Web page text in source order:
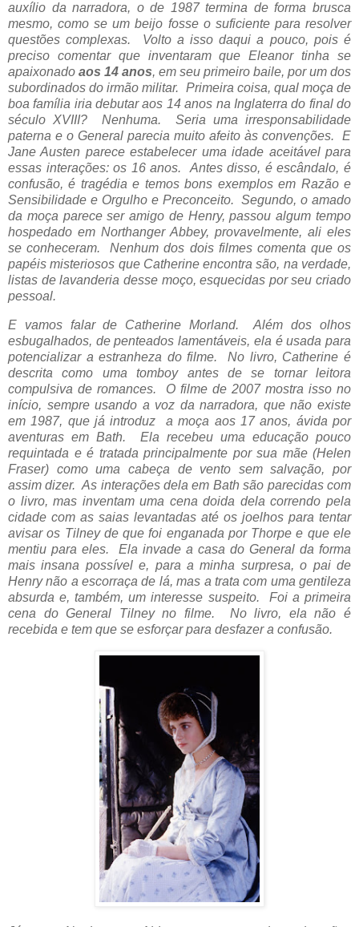
auxílio da narradora, o de 1987 termina de forma brusca
mesmo, como se um beijo fosse o suficiente para resolver
questões complexas. Volto a isso daqui a pouco, pois é
preciso comentar que inventaram que Eleanor tinha se
apaixonado aos 14 anos, em seu primeiro baile, por um dos
subordinados do irmão militar. Primeira coisa, qual moça de
boa família iria debutar aos 14 anos na Inglaterra do final do
século XVIII? Nenhuma. Seria uma irresponsabilidade
paterna e o General parecia muito afeito às convenções. E
Jane Austen parece estabelecer uma idade aceitável para
essas interações: os 16 anos. Antes disso, é escândalo, é
confusão, é tragédia e temos bons exemplos em Razão e
Sensibilidade e Orgulho e Preconceito.Segundo, o amado
da moça parece ser amigo de Henry, passou algum tempo
hospedado em Northanger Abbey, provavelmente, ali eles
se conheceram. Nenhum dos dois filmes comenta que os
papéis misteriosos que Catherine encontra são, na verdade,
listas de lavanderia desse moço, esquecidas por seu criado
pessoal.
E vamos falar de Catherine Morland. Além dos olhos
esbugalhados, de penteados lamentáveis, ela é usada para
potencializar a estranheza do filme. No livro, Catherine é
descrita como uma tomboy antes de se tornar leitora
compulsiva de romances. O filme de 2007 mostra isso no
início, sempre usando a voz da narradora, que não existe
em 1987, que já introduz a moça aos 17 anos, ávida por
aventuras em Bath. Ela recebeu uma educação pouco
requintada e é tratada principalmente por sua mãe (Helen
Fraser) como uma cabeça de vento sem salvação, por
assim dizer. As interações dela em Bath são parecidas com
o livro, mas inventam uma cena doida dela correndo pela
cidade com as saias levantadas até os joelhos para tentar
avisar os Tilney de que foi enganada por Thorpe e que ele
mentiu para eles. Ela invade a casa do General da forma
mais insana possível e, para a minha surpresa, o pai de
Henry não a escorraça de lá, mas a trata com uma gentileza
absurda e, também, um interesse suspeito. Foi a primeira
cena do General Tilney no filme. No livro, ela não é
recebida e tem que se esforçar para desfazer a confusão.